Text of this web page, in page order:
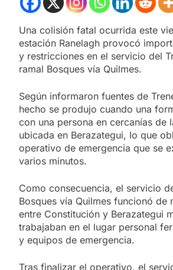
Una colisión fatal ocurrida este
estación Ranelagh provocó
y restricciones en el servicio del
ramal Bosques vía Quilmes.
Según informaron fuentes de
hecho se produjo cuando una
con una persona en cercanías de
ubicada en Berazategui, lo que
operativo de emergencia que se
varios minutos.
Como consecuencia, el servicio
Bosques vía Quilmes funcionó de
entre Constitución y Berazategui
trabajaban en el lugar personal
y equipos de emergencia.
Tras finalizar el operativo, el